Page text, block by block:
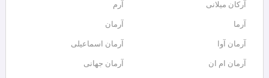
آرکان میلانی آرم
آرما آرمان
آرمان آوا آرمان اسماعیلی
آرمان ام ان آرمان جهانی